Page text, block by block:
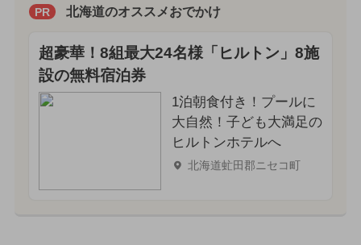
PR 北海道のオススメおでかけ
超豪華！8組最大24名様「ヒルトン」8施
設の無料宿泊券
1泊朝食付き！プールに
大自然！子ども大満足の
ヒルトンホテルへ
北海道虻田郡ニセコ町